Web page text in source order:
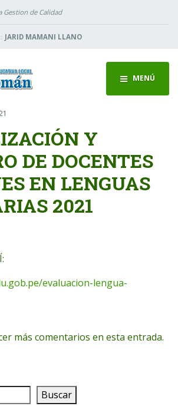
de Calidad
JARID MAMANI LLANO
MENÚ
Y
DE DOCENTES
EN LENGUAS
2021
evaluacion-lengua-
más comentarios en esta entrada.
Buscar